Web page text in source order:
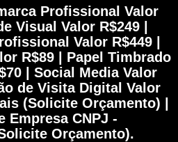
Profissional Valor
Visual Valor R$249 |
Valor R$449 |
R$89 | Papel Timbrado
| Social Media Valor
de Visita Digital Valor
(Solicite Orçamento) |
Empresa CNPJ -
Orçamento).